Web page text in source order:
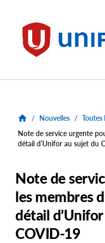
Unifor
/ Nouvelles / Toutes
Note de service urgente
détail d’Unifor au sujet du
Note de
les membres
détail
COVID-19